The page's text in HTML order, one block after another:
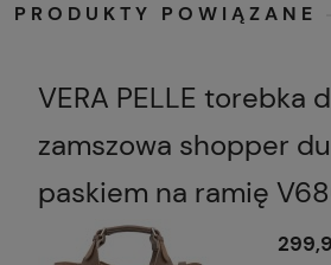
PRODUKTY POWIĄZANE
VERA PELLE torebka
zamszowa shopper
paskiem na ramię